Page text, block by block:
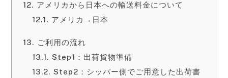
アメリカから日本への輸送料金について
アメリカ→日本
ご利用の流れ
Step1：出荷貨物準備
Step2：シッパー側でご用意した出荷書